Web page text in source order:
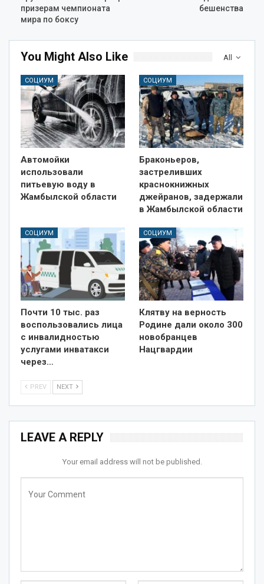
призерам чемпионата
мира по боксу
бешенства
All
You Might Also Like
СОЦИУМ
Автомойки
использовали
питьевую воду в
Жамбылской области
СОЦИУМ
Браконьеров,
застреливших
краснокнижных
джейранов, задержали
в Жамбылской области
СОЦИУМ
Почти 10 тыс. раз
воспользовались лица
с инвалидностью
услугами инватакси
через…
СОЦИУМ
Клятву на верность
Родине дали около 300
новобранцев
Нацгвардии
PREV NEXT
LEAVE A REPLY
Your email address will not be published.